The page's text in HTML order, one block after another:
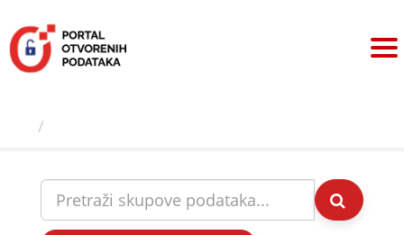
sadržaj